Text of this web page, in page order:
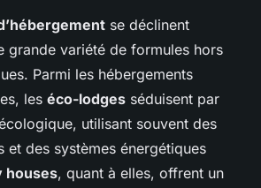
se déclinent
grande variété de formules hors
Parmi les hébergements
les éco-lodges séduisent par
utilisant souvent des
et des systèmes énergétiques
houses, quant à elles, offrent un